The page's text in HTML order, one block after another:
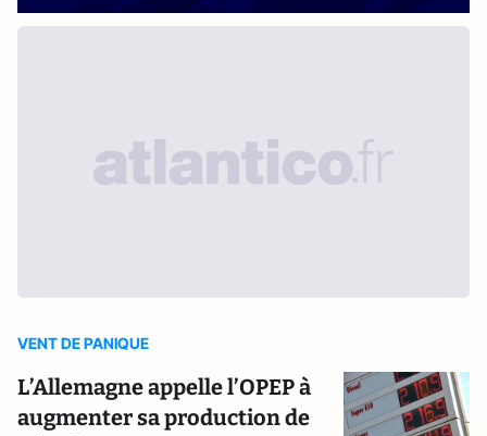
VENT DE PANIQUE
L’Allemagne appelle l’OPEP à
augmenter sa production de